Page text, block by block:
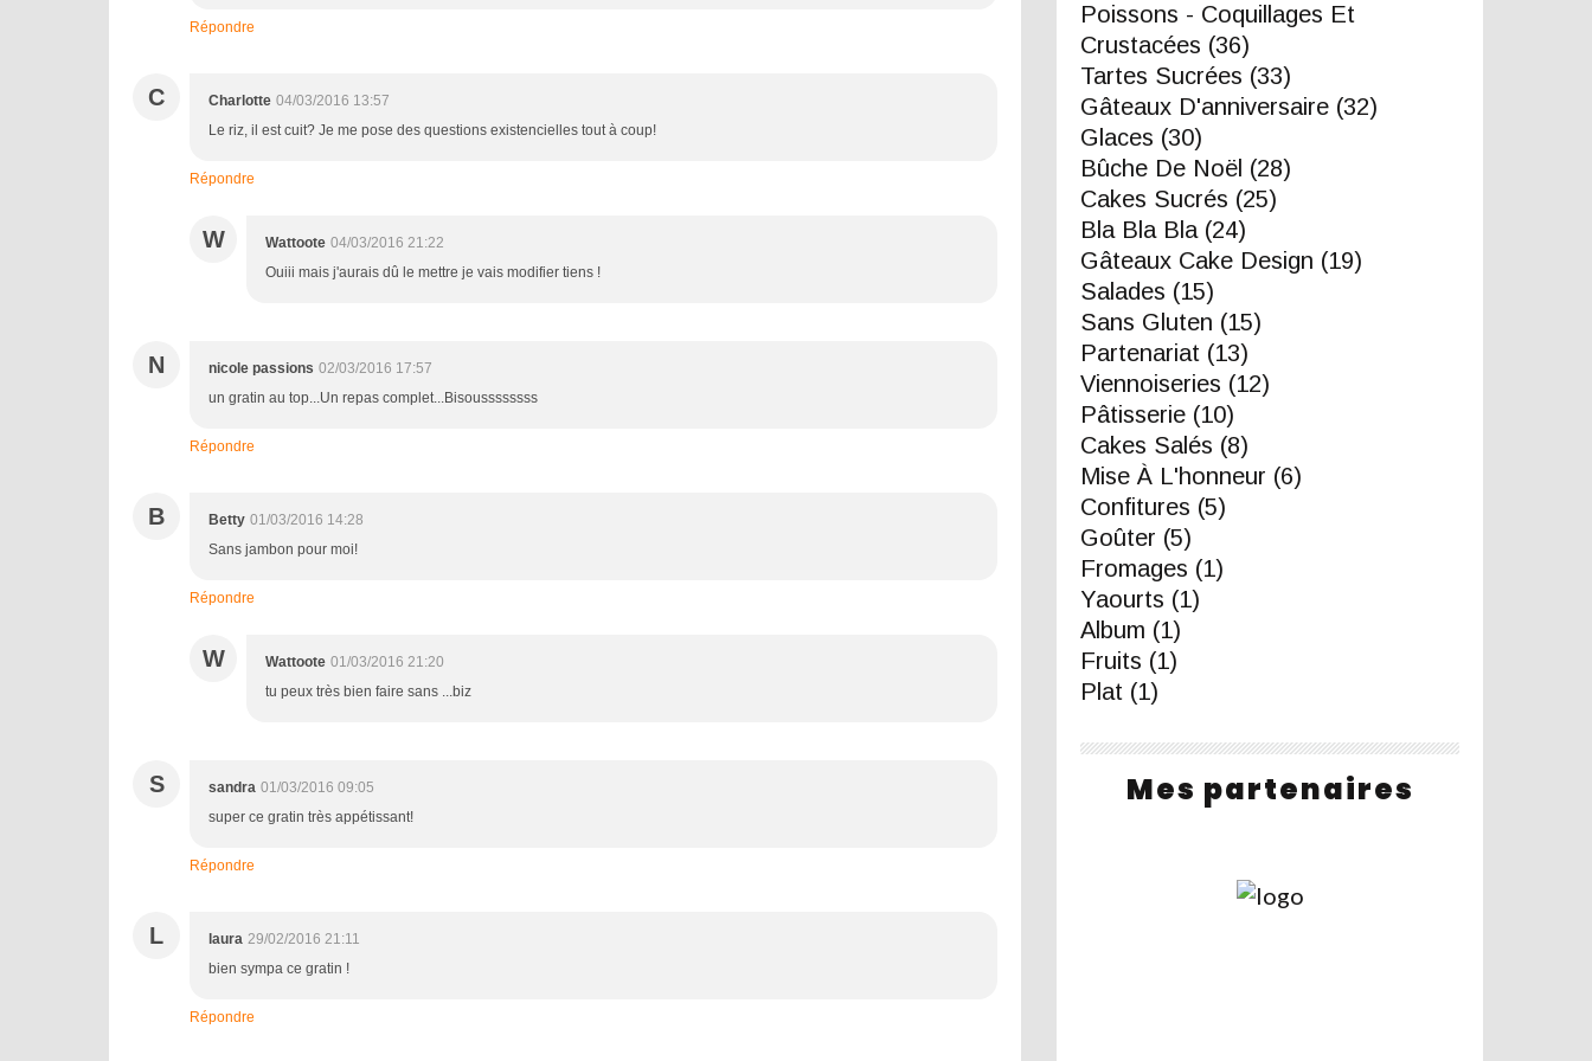
Répondre
C Charlotte 04/03/2016 13:57
Le riz, il est cuit? Je me pose des questions existencielles tout à coup!
Répondre
W Wattoote 04/03/2016 21:22
Ouiii mais j'aurais dû le mettre je vais modifier tiens !
N nicole passions 02/03/2016 17:57
un gratin au top...Un repas complet...Bisoussssssss
Répondre
B Betty 01/03/2016 14:28
Sans jambon pour moi!
Répondre
W Wattoote 01/03/2016 21:20
tu peux très bien faire sans ...biz
S sandra 01/03/2016 09:05
super ce gratin très appétissant!
Répondre
L laura 29/02/2016 21:11
bien sympa ce gratin !
Répondre
Poissons - Coquillages Et
Crustacées (36)
Tartes Sucrées (33)
Gâteaux D'anniversaire (32)
Glaces (30)
Bûche De Noël (28)
Cakes Sucrés (25)
Bla Bla Bla(24)
Gâteaux Cake Design (19)
Salades (15)
Sans Gluten (15)
Partenariat (13)
Viennoiseries (12)
Pâtisserie (10)
Cakes Salés (8)
Mise À L'honneur (6)
Confitures (5)
Goûter (5)
Fromages (1)
Yaourts (1)
Album (1)
Fruits (1)
Plat (1)
Mes partenaires